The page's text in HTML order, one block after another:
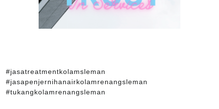
#jasatreatmentkolamsleman
#jasapenjernihanairkolamrenangsleman
#tukangkolamrenangsleman